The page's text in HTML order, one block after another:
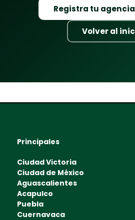
Registra tu
Volver al
Principales
Ciudad Victoria
Ciudad de México
Aguascalientes
Acapulco
Puebla
Cuernavaca